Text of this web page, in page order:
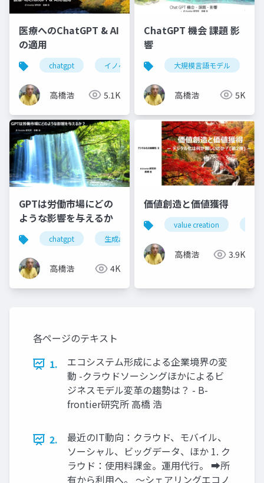
医療へのChatGPT & AI
の適用
chatgpt イノベーション ヘルスケア
高橋浩 5.1K
ChatGPT 機会 課題 影
響
大規模言語モデル
高橋浩 5K
GPTは労働市場にどの
ような影響を与えるか
chatgpt 生成aiツール
高橋浩 4K
価値創造と価値獲得
value creation
高橋浩 3.9K
各ページのテキスト
1.
エコシステム形成による企業境界の変
動 -クラウドソーシングほかによるビ
ジネスモデル変革の趨勢は？ - B-
frontier研究所 高橋 浩
2.
最近のIT動向：クラウド、モバイル、
ソーシャル、ビッグデータ、ほか 1. ク
ラウド：使用料課金。運用代行。 ➡所
有から利用へ。 ～シェアリングエコノ